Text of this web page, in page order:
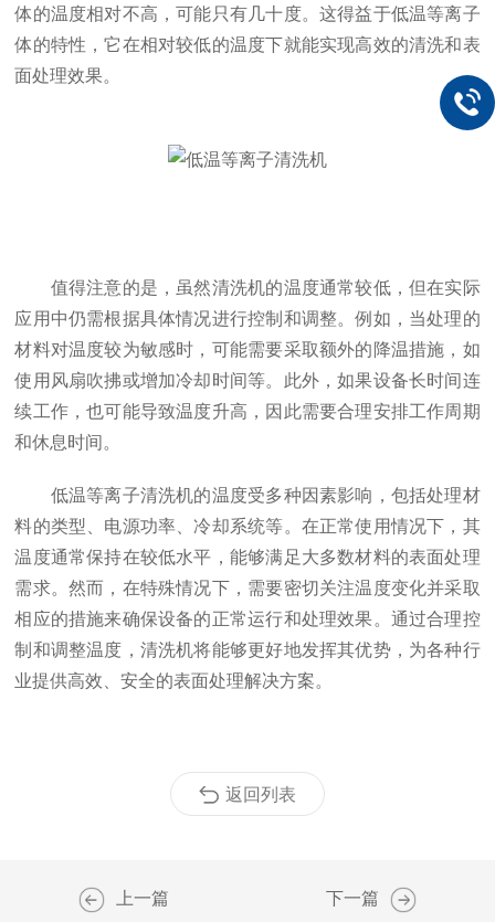
体的温度相对不高，可能只有几十度。这得益于低温等离子
体的特性，它在相对较低的温度下就能实现高效的清洗和表
面处理效果。
值得注意的是，虽然清洗机的温度通常较低，但在实际
应用中仍需根据具体情况进行控制和调整。例如，当处理的
材料对温度较为敏感时，可能需要采取额外的降温措施，如
使用风扇吹拂或增加冷却时间等。此外，如果设备长时间连
续工作，也可能导致温度升高，因此需要合理安排工作周期
和休息时间。
低温等离子清洗机的温度受多种因素影响，包括处理材
料的类型、电源功率、冷却系统等。在正常使用情况下，其
温度通常保持在较低水平，能够满足大多数材料的表面处理
需求。然而，在特殊情况下，需要密切关注温度变化并采取
相应的措施来确保设备的正常运行和处理效果。通过合理控
制和调整温度，清洗机将能够更好地发挥其优势，为各种行
业提供高效、安全的表面处理解决方案。
返回列表
上一篇 下一篇